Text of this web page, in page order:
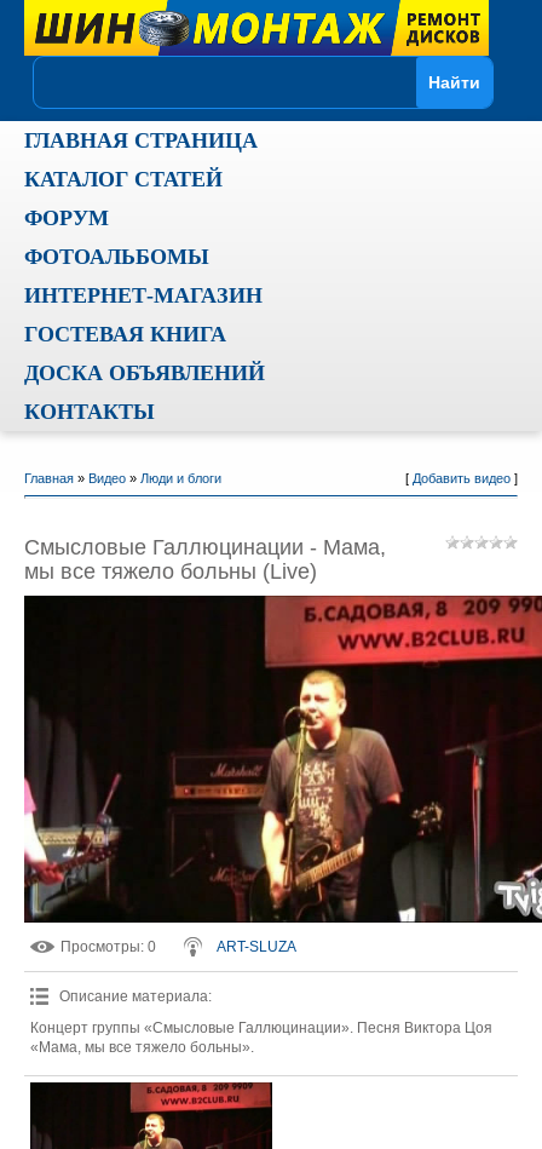
ГЛАВНАЯ СТРАНИЦА
КАТАЛОГ СТАТЕЙ
ФОРУМ
ФОТОАЛЬБОМЫ
ИНТЕРНЕТ-МАГАЗИН
ГОСТЕВАЯ КНИГА
ДОСКА ОБЪЯВЛЕНИЙ
КОНТАКТЫ
Главная» Видео» Люди и блоги [ Добавить видео]
Смысловые Галлюцинации - Мама,
мы все тяжело больны (Live)
Просмотры: 0 ART-SLUZA
Описание материала:
Концерт группы «Смысловые Галлюцинации». Песня Виктора Цоя
«Мама, мы все тяжело больны».